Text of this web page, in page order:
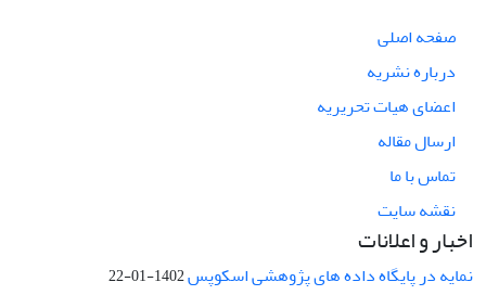
صفحه اصلی
درباره نشریه
اعضای هیات تحریریه
ارسال مقاله
تماس با ما
نقشه سایت
اخبار و اعلانات
نمایه در پایگاه داده های پژوهشی اسکوپس1402-01-22